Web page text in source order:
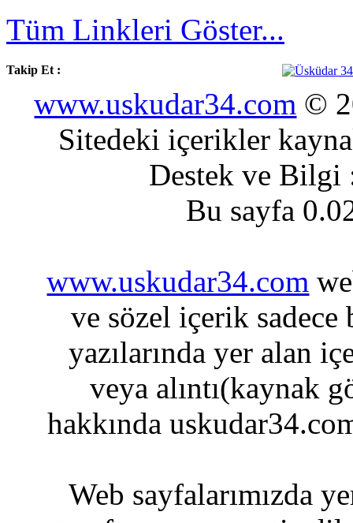
Tüm Linkleri Göster...
Takip Et :
www.uskudar34.com ©
Sitedeki içerikler
Destek ve
Bu sayfa
www.uskudar34.com
ve sözel içerik sadece
yazılarında yer alan
veya alıntı(kaynak
hakkında
Web sayfalarımızda